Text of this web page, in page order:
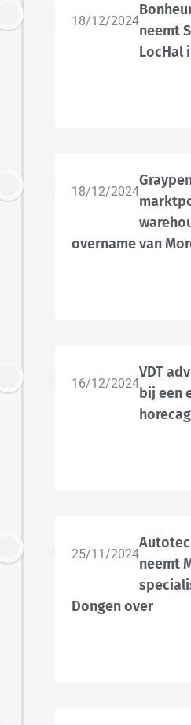
18/12/2024
neemt
LocHal
18/12/2024
overname van
16/12/2024
VDT
bij een
25/11/2024
neemt
Dongen over